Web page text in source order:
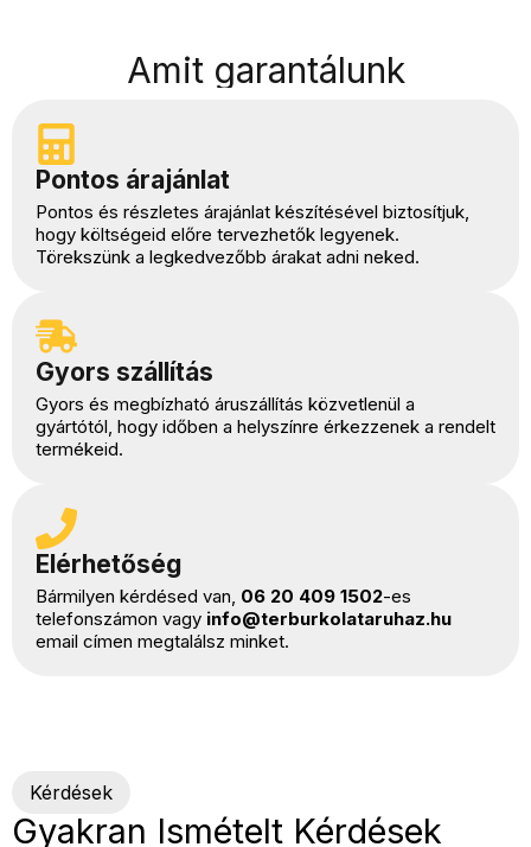
Amit garantálunk
Pontos árajánlat
Pontos és részletes árajánlat készítésével biztosítjuk,
hogy költségeid előre tervezhetők legyenek.
Törekszünk a legkedvezőbb árakat adni neked.
Gyors szállítás
Gyors és megbízható áruszállítás közvetlenül a
gyártótól, hogy időben a helyszínre érkezzenek a rendelt
termékeid.
Elérhetőség
Bármilyen kérdésed van, 06 20 409 1502-es
telefonszámon vagy info@terburkolataruhaz.hu
email címen megtalálsz minket.
Kérdések
Gyakran Ismételt Kérdések